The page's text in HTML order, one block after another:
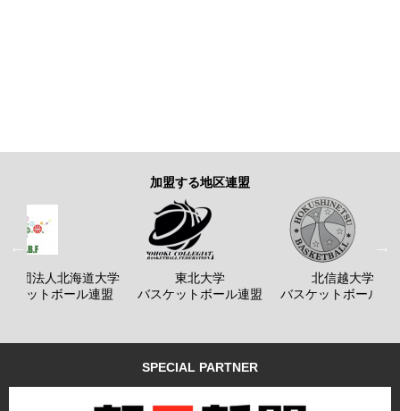
加盟する地区連盟
社団法人北海道大学
ケットボール連盟
東北大学
バスケットボール連盟
北信越大学
バスケットボール連
SPECIAL PARTNER